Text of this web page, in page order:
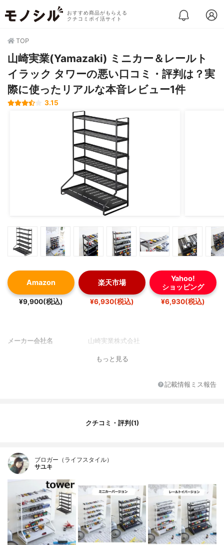
おすすめ商品がもらえる
クチコミポイ活サイト
TOP
山崎実業(Yamazaki) ミニカー＆レールト
イラック タワーの悪い口コミ・評判は？実
際に使ったリアルな本音レビュー1件
3.15
Amazon
¥9,900(税込)
楽天市場
¥6,930(税込)
Yahoo!
ショッピング
¥6,930(税込)
メーカー会社名 山崎実業株式会社
もっと見る
記載情報ミス報告
クチコミ・評判(1)
ブロガー（ライフスタイル）
サユキ